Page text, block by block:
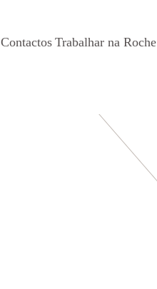
Contactos Trabalhar na Roche